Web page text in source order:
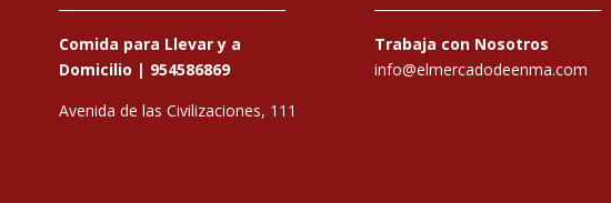
Comida para Llevar y a
Domicilio | 954586869
Avenida de las Civilizaciones, 111
Trabaja con Nosotros
info@elmercadodeenma.com